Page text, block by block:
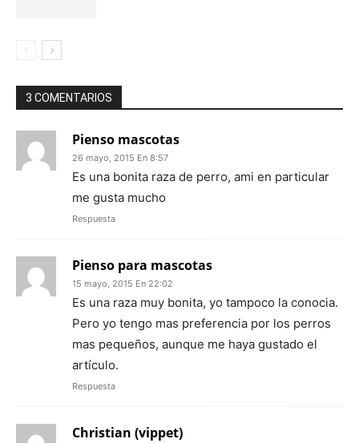
3 COMENTARIOS
Pienso mascotas
26 mayo, 2015 En 8:57
Es una bonita raza de perro, ami en particular
me gusta mucho
Respuesta
Pienso para mascotas
15 mayo, 2015 En 22:02
Es una raza muy bonita, yo tampoco la conocia.
Pero yo tengo mas preferencia por los perros
mas pequeños, aunque me haya gustado el
artículo.
Respuesta
Christian (vippet)